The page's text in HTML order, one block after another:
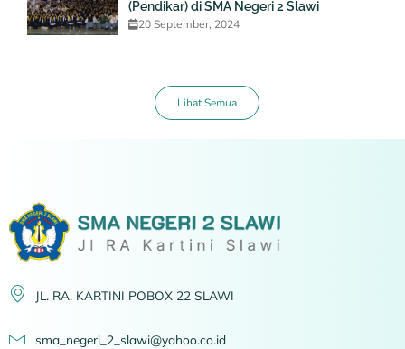
(Pendikar) di SMA Negeri 2 Slawi
20 September, 2024
Lihat Semua
JL. RA. KARTINI POBOX 22 SLAWI
sma_negeri_2_slawi@yahoo.co.id